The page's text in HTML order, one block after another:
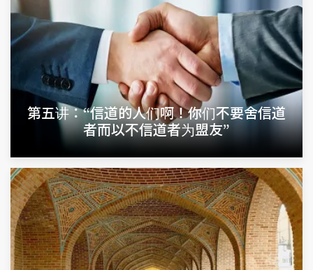
第五讲：“信道的人们啊！你们不要舍信道
者而以不信道者为盟友”